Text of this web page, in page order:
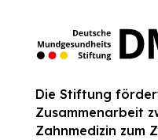
Die Stiftung
Zusammenarbeit
Zahnmedizin zum